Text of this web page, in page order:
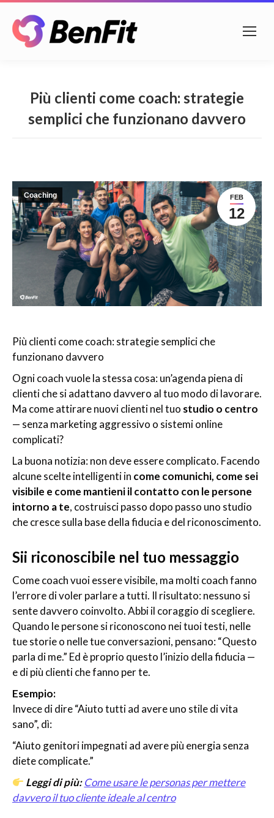
Più clienti come coach: strategie
semplici che funzionano davvero
FEB
12
Coaching
Più clienti come coach: strategie semplici che
funzionano davvero
Ogni coach vuole la stessa cosa: un’agenda piena di
clienti che si adattano davvero al tuo modo di lavorare.
Ma come attirare nuovi clienti nel tuo studio o centro
— senza marketing aggressivo o sistemi online
complicati?
La buona notizia: non deve essere complicato. Facendo
alcune scelte intelligenti in come comunichi, come sei
visibile e come mantieni il contatto con le persone
intorno a te, costruisci passo dopo passo uno studio
che cresce sulla base della fiducia e del riconoscimento.
Sii riconoscibile nel tuo messaggio
Come coach vuoi essere visibile, ma molti coach fanno
l’errore di voler parlare a tutti. Il risultato: nessuno si
sente davvero coinvolto. Abbi il coraggio di scegliere.
Quando le persone si riconoscono nei tuoi testi, nelle
tue storie o nelle tue conversazioni, pensano: “Questo
parla di me.” Ed è proprio questo l’inizio della fiducia —
e di più clienti che fanno per te.
Esempio:
Invece di dire “Aiuto tutti ad avere uno stile di vita
sano”, dì:
“Aiuto genitori impegnati ad avere più energia senza
diete complicate.”
Leggi di più: Come usare le personas per mettere
davvero il tuo cliente ideale al centro